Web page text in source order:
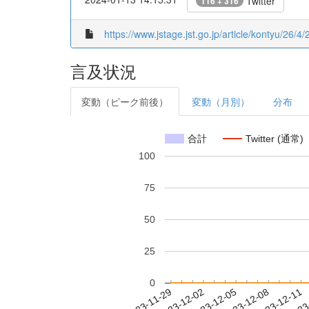
https://www.jstage.jst.go.jp/article/kontyu/26/
言及状況
変動（ピーク前後） 変動（月別） 分布
合計 Twitter (通常)
0
25
50
75
100